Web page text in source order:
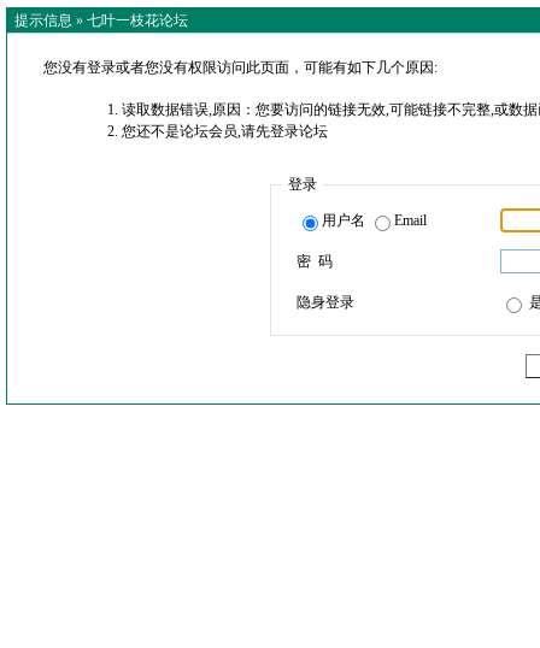
提示信息 » 七叶一枝花论坛
您没有登录或者您没有权限访问此页面，可能有如下几个原因:
读取数据错误,原因：您要访问的链接无效,可能链接不完整,或数
您还不是论坛会员,请先登录论坛
登录
用户名 Email
密 码
隐身登录